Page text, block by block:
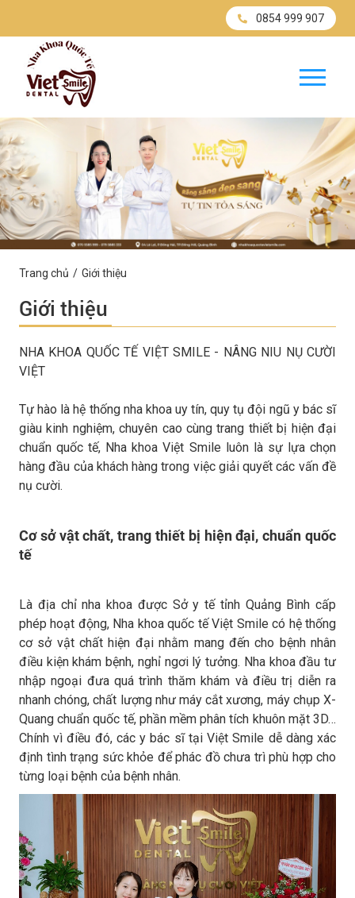
0854 999 907
Trang chủ Giới thiệu
Giới thiệu
NHA KHOA QUỐC TẾ VIỆT SMILE - NÂNG NIU NỤ CƯỜI
VIỆT
Tự hào là hệ thống nha khoa uy tín, quy tụ đội ngũ y bác sĩ
giàu kinh nghiệm, chuyên cao cùng trang thiết bị hiện đại
chuẩn quốc tế, Nha khoa Việt Smile luôn là sự lựa chọn
hàng đầu của khách hàng trong việc giải quyết các vấn đề
nụ cười.
Cơ sở vật chất, trang thiết bị hiện đại, chuẩn quốc
tế
Là địa chỉ nha khoa được Sở y tế tỉnh Quảng Bình cấp
phép hoạt động, Nha khoa quốc tế Việt Smile có hệ thống
cơ sở vật chất hiện đại nhằm mang đến cho bệnh nhân
điều kiện khám bệnh, nghỉ ngơi lý tưởng. Nha khoa đầu tư
nhập ngoại đưa quá trình thăm khám và điều trị diễn ra
nhanh chóng, chất lượng như máy cắt xương, máy chụp X-
Quang chuẩn quốc tế, phần mềm phân tích khuôn mặt 3D…
Chính vì điều đó, các y bác sĩ tại Việt Smile dễ dàng xác
định tình trạng sức khỏe để phác đồ chưa trì phù hợp cho
từng loại bệnh của bệnh nhân.